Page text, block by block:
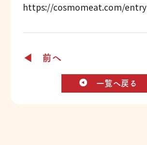
https://cosmomeat.com/entry
◀ 前へ
一覧へ戻る